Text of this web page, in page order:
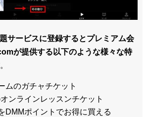
サービスに登録するとプレミアム会
が提供する以下のような様々な特
。
ムのガチャチケット
ンラインレッスンチケット
DMMポイントでお得に買える